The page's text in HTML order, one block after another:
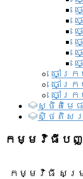
ចៅក្រ
ចៅក្
ចៅក្រ
ស្ថិតិមេធ
សិ្ថតិសរុ
កម្មវិធីបញ្ជី
កម្មវិធី សម្រាប់